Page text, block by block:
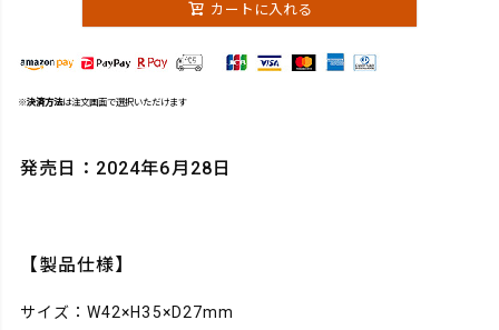
カートに入れる
※決済方法は注文画面で選択いただけます
発売日：2024年6月28日
【製品仕様】
サイズ：W42×H35×D27mm